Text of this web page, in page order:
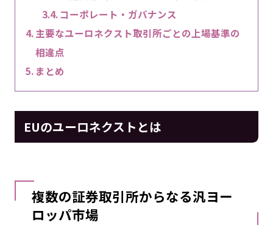
コーポレート・ガバナンス
主要なユーロネクスト取引所ごとの上場基準の
相違点
まとめ
EUのユーロネクストとは
複数の証券取引所からなる汎ヨー
ロッパ市場